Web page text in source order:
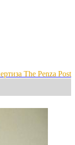
The Penza Post